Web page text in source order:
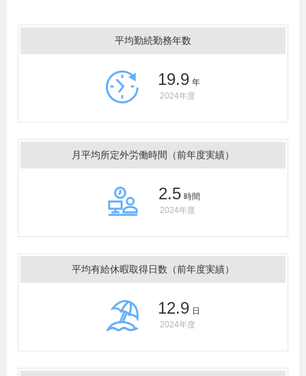
平均勤続勤務年数
19.9 年
2024年度
月平均所定外労働時間（前年度実績）
2.5 時間
2024年度
平均有給休暇取得日数（前年度実績）
12.9 日
2024年度